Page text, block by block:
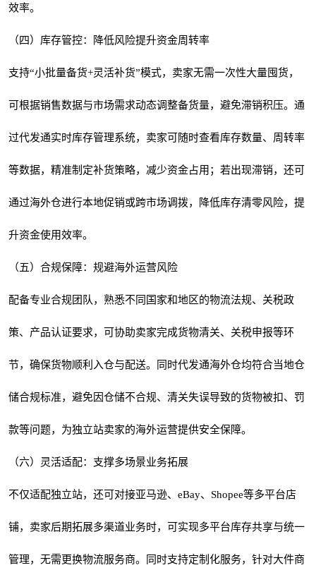
效率。
（四）库存管控：降低风险提升资金周转率
支持“小批量备货+灵活补货”模式，卖家无需一次性大量囤货，
可根据销售数据与市场需求动态调整备货量，避免滞销积压。通
过代发通实时库存管理系统，卖家可随时查看库存数量、周转率
等数据，精准制定补货策略，减少资金占用；若出现滞销，还可
通过海外仓进行本地促销或跨市场调拨，降低库存清零风险，提
升资金使用效率。
（五）合规保障：规避海外运营风险
配备专业合规团队，熟悉不同国家和地区的物流法规、关税政
策、产品认证要求，可协助卖家完成货物清关、关税申报等环
节，确保货物顺利入仓与配送。同时代发通海外仓均符合当地仓
储合规标准，避免因仓储不合规、清关失误导致的货物被扣、罚
款等问题，为独立站卖家的海外运营提供安全保障。
（六）灵活适配：支撑多场景业务拓展
不仅适配独立站，还可对接亚马逊、eBay、Shopee等多平台店
铺，卖家后期拓展多渠道业务时，可实现多平台库存共享与统一
管理，无需更换物流服务商。同时支持定制化服务，针对大件商